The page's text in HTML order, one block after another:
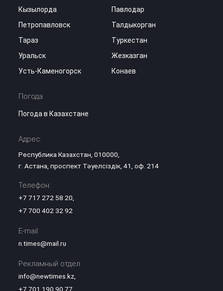
Кызылорда
Павлодар
Петропавловск
Талдыкорган
Тараз
Туркестан
Уральск
Жезказган
Усть-Каменогорск
Конаев
Погода
Погода в Казахстане
Адрес:
Республика Казахстан, 010000,
г. Астана, проспект Тәуелсіздік, 41, оф. 214
Телефон:
+7 717 272 58 20
+7 700 402 32 92
E-mail:
n.times@mail.ru
Рекламный отдел:
info@newtimes.kz,
+7 701 190 90 77